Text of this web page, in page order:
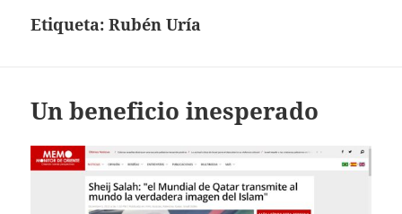
Etiqueta:Rubén Uría
Un beneficio inesperado